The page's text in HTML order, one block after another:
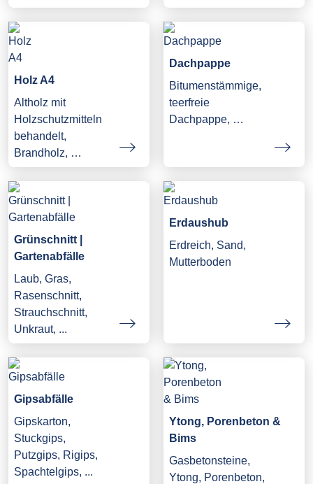
Holz A4
Altholz mit
Holzschutzmitteln
behandelt,
Brandholz, …
Dachpappe
Bitumenstämmige,
teerfreie
Dachpappe, …
Grünschnitt |
Gartenabfälle
Laub, Gras,
Rasenschnitt,
Strauchschnitt,
Unkraut, ...
Erdaushub
Erdreich, Sand,
Mutterboden
Gipsabfälle
Gipskarton,
Stuckgips,
Putzgips, Rigips,
Spachtelgips, ...
Ytong, Porenbeton &
Bims
Gasbetonsteine,
Ytong, Porenbeton,